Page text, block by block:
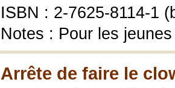
ISBN : 2-7625-8114-1
Notes : Pour les jeunes
Arrête de faire le